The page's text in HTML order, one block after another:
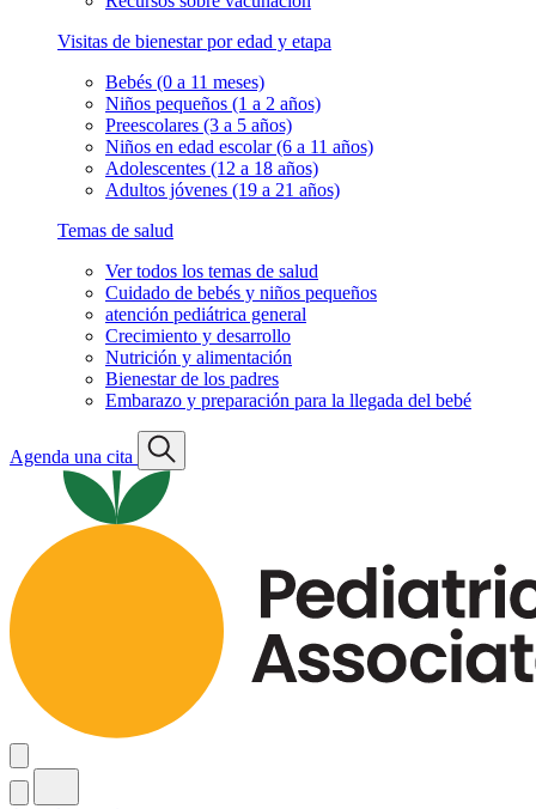
Visitas de bienestar por edad y etapa
Bebés (0 a 11 meses)
Niños pequeños (1 a 2 años)
Preescolares (3 a 5 años)
Niños en edad escolar (6 a 11 años)
Adolescentes (12 a 18 años)
Adultos jóvenes (19 a 21 años)
Temas de salud
Ver todos los temas de salud
Cuidado de bebés y niños pequeños
atención pediátrica general
Crecimiento y desarrollo
Nutrición y alimentación
Bienestar de los padres
Embarazo y preparación para la llegada del bebé
Agenda una cita